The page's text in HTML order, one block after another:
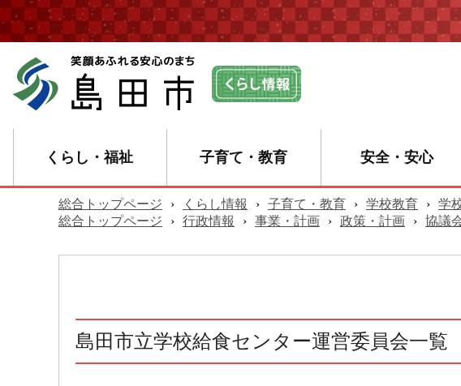
くらし・福祉 子育て・教育 安全・安心
総合トップページ › くらし情報 › 子育て・教育 › 学校教育 › 学
総合トップページ
› 行政情報 › 事業・計画 › 政策・計画 › 協議
島田市立学校給食センター運営委員会一覧